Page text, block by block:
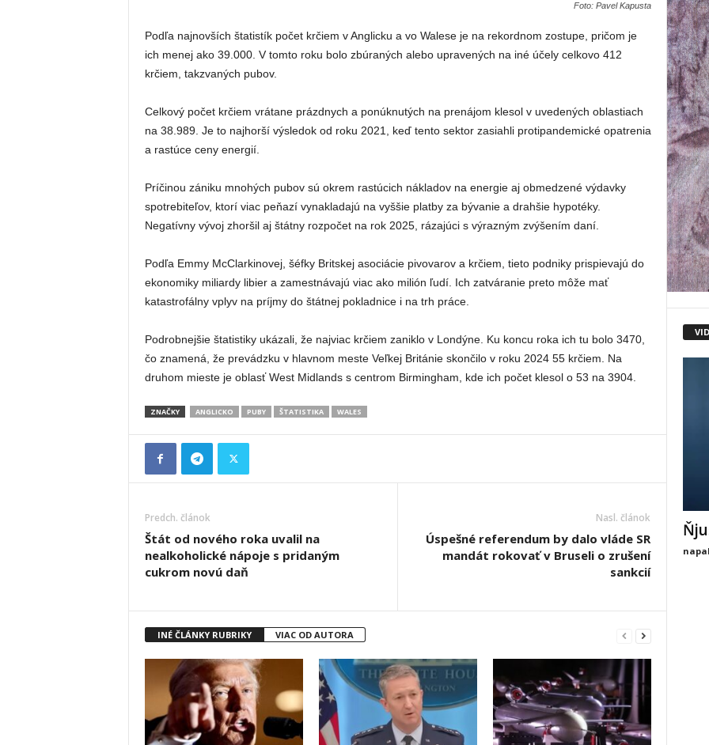
Foto: Pavel Kapusta
Podľa najnovších štatistík počet krčiem v Anglicku a vo Walese je na rekordnom zostupe, pričom je
ich menej ako 39.000. V tomto roku bolo zbúraných alebo upravených na iné účely celkovo 412
krčiem, takzvaných pubov.
Celkový počet krčiem vrátane prázdnych a ponúknutých na prenájom klesol v uvedených oblastiach
na 38.989. Je to najhorší výsledok od roku 2021, keď tento sektor zasiahli protipandemické opatrenia
a rastúce ceny energií.
Príčinou zániku mnohých pubov sú okrem rastúcich nákladov na energie aj obmedzené výdavky
spotrebiteľov, ktorí viac peňazí vynakladajú na vyššie platby za bývanie a drahšie hypotéky.
Negatívny vývoj zhoršil aj štátny rozpočet na rok 2025, rázajúci s výrazným zvýšením daní.
Podľa Emmy McClarkinovej, šéfky Britskej asociácie pivovarov a krčiem, tieto podniky prispievajú do
ekonomiky miliardy libier a zamestnávajú viac ako milión ľudí. Ich zatváranie preto môže mať
katastrofálny vplyv na príjmy do štátnej pokladnice i na trh práce.
Podrobnejšie štatistiky ukázali, že najviac krčiem zaniklo v Londýne. Ku koncu roka ich tu bolo 3470,
čo znamená, že prevádzku v hlavnom meste Veľkej Británie skončilo v roku 2024 55 krčiem. Na
druhom mieste je oblasť West Midlands s centrom Birmingham, kde ich počet klesol o 53 na 3904.
ZNAČKY ANGLICKO PUBY ŠTATISTIKA WALES
Predch. článok
Štát od nového roka uvalil na
nealkoholické nápoje s pridaným
cukrom novú daň
Nasl. článok
Úspešné referendum by dalo vláde SR
mandát rokovať v Bruseli o zrušení
sankcií
INÉ ČLÁNKY RUBRIKY VIAC OD AUTORA